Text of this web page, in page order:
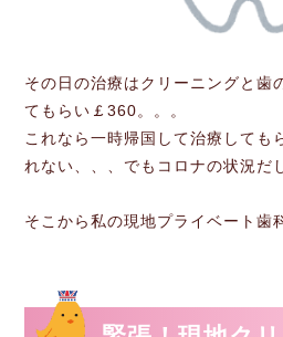
その日の治療はクリーニングと歯
てもらい￡360。。。
これなら一時帰国して治療しても
れない、、、でもコロナの状況だ
そこから私の現地プライベート歯